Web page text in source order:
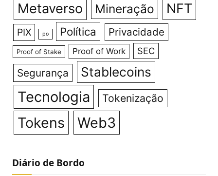
Metaverso
Mineração NFT
PIX po Política Privacidade
Proof of Stake Proof of Work SEC
Segurança Stablecoins
Tecnologia Tokenização
Tokens Web3
Diário de Bordo